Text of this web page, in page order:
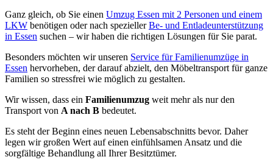
Ganz gleich, ob Sie einen Umzug Essen mit 2 Personen und einem
LKW benötigen oder nach speziellerBe- und Entladeunterstützung
in Essen suchen – wir haben die richtigen Lösungen für Sie parat.
Besonders möchten wir unseren Service für Familienumzüge in
Essen hervorheben, der darauf abzielt, den Möbeltransport für ganze
Familien so stressfrei wie möglich zu gestalten.
Wir wissen, dass ein Familienumzug weit mehr als nur den
Transport von A nach B bedeutet.
Es steht der Beginn eines neuen Lebensabschnitts bevor. Daher
legen wir großen Wert auf einen einfühlsamen Ansatz und die
sorgfältige Behandlung all Ihrer Besitztümer.